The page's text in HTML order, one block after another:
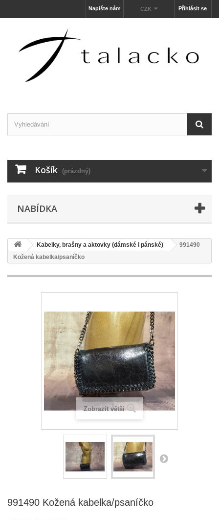
Přihlásit se
CZK
Napište nám
Košík (prázdný)
NABÍDKA
Kabelky, brašny a aktovky (dámské i pánské)
991490
Kožená kabelka/psaníčko
Zobrazit větší
991490 Kožená kabelka/psaníčko